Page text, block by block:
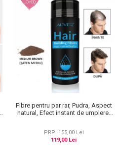
Fibre pentru par rar, Pudra, Aspect
natural, Efect instant de umplere,
PRP: 155,00 Lei
119,00 Lei